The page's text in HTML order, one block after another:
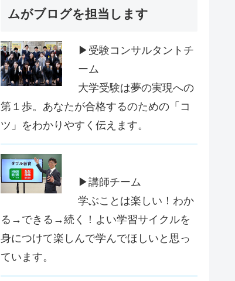
ムがブログを担当します
▶受験コンサルタントチ
ーム
大学受験は夢の実現への
第１歩。あなたが合格するのための「コ
ツ」をわかりやすく伝えます。
▶講師チーム
学ぶことは楽しい！わか
る→できる→続く！よい学習サイクルを
身につけて楽しんで学んでほしいと思っ
ています。